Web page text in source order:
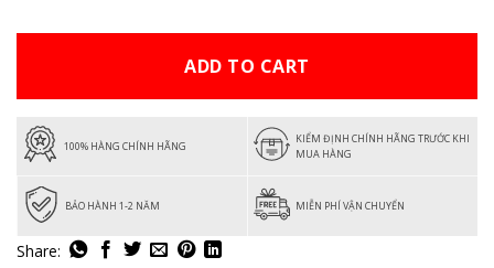
ADD TO CART
100% HÀNG CHÍNH HÃNG
KIỂM ĐỊNH CHÍNH HÃNG TRƯỚC KHI
MUA HÀNG
BẢO HÀNH 1-2 NĂM MIỄN PHÍ VẬN CHUYỂN